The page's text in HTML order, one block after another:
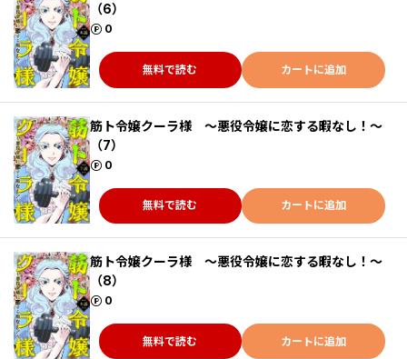
（6）
0
ポイント
無料で読む カートに追加
筋ト令嬢クーラ様 ～悪役令嬢に恋する暇なし！～
（7）
0
ポイント
無料で読む カートに追加
筋ト令嬢クーラ様 ～悪役令嬢に恋する暇なし！～
（8）
0
ポイント
無料で読む カートに追加